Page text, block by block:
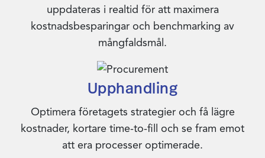
uppdateras i realtid för att maximera
kostnadsbesparingar och benchmarking av
mångfaldsmål.
Upphandling
Optimera företagets strategier och få lägre
kostnader, kortare time-to-fill och se fram emot
att era processer optimerade.